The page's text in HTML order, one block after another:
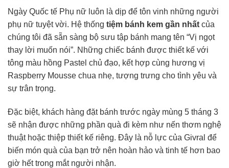
Ngày Quốc tế Phụ nữ luôn là dịp để tôn vinh những người
phụ nữ tuyệt vời. Hệ thống tiệm bánh kem gần nhất của
chúng tôi đã sẵn sàng bộ sưu tập bánh mang tên “Vị ngọt
thay lời muốn nói”. Những chiếc bánh được thiết kế với
tông màu hồng Pastel chủ đạo, kết hợp cùng hương vị
Raspberry Mousse chua nhẹ, tượng trưng cho tình yêu và
sự trân trọng.
Đặc biệt, khách hàng đặt bánh trước ngày mùng 5 tháng 3
sẽ nhận được những phần quà đi kèm như nến thơm nghệ
thuật hoặc thiệp thiết kế riêng. Đây là nỗ lực của Givral để
biến món quà của bạn trở nên hoàn hảo và tinh tế hơn bao
giờ hết trong mắt người nhận.